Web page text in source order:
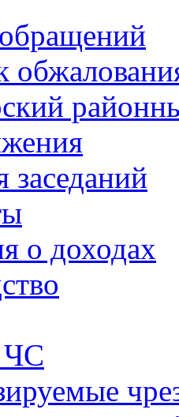
заседаний
о доходах
ЧС